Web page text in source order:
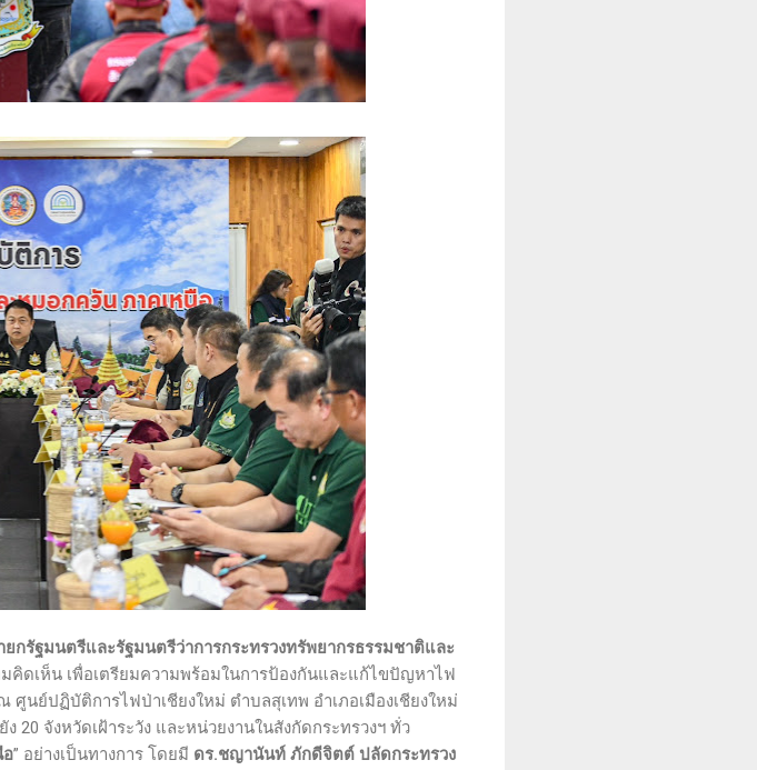
กรัฐมนตรีและรัฐมนตรีว่าการกระทรวงทรัพยากรธรรมชาติและ
คิดเห็น เพื่อเตรียมความพร้อมในการป้องกันและแก้ไขปัญหาไฟ
นย์ปฏิบัติการไฟป่าเชียงใหม่ ตำบลสุเทพ อำเภอเมืองเชียงใหม่
20 จังหวัดเฝ้าระวัง และหน่วยงานในสังกัดกระทรวงฯ ทั่ว
” อย่างเป็นทางการ โดยมี ดร.ชญานันท์ ภักดีจิตต์ ปลัดกระทรวง